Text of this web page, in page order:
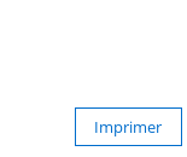
Imprimer